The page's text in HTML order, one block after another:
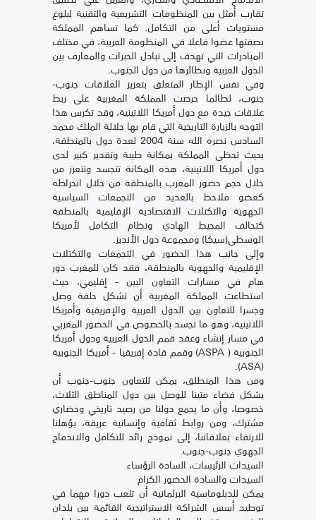
تقارب أمثل بين المنظومات التشريعية والتقنية لبلوغ
مستويات أعلى من التكامل. كما تساهم المملكة
بصفتها عضوا فاعلا في المنظومة العربية، في مختلف
المبادرات التي تهدف إلى تبادل الخبرات والمعارف بين
الدول العربية ونظائرها من دول الجنوب.
وفي نفس الإطار المتعلق بتعزيز العلاقات جنوب-
جنوب، لطالما حرصت المملكة المغربية على ربط
علاقات جيدة مع دول أمريكا اللاتينية، وقد تكرس هذا
التوجه بالزيارة التاريخية التي قام بها جلالة الملك محمد
السادس نصره الله سنة 2004 لعدة دول بالمنطقة،
بحيث تحظى المملكة بمكانة طيبة وتقدير كبير لدى
دول أمريكا اللاتينية، هذه المكانة تتجسد وتتعزز من
خلال حجم حضور المغرب بالمنطقة من خلال انخراطه
كعضو ملاحظ بالعديد من التجمعات السياسية
الجهوية والتكتلات الاقتصادية الإقليمية بالمنطقة
كتحالف المحيط الهادي ونظام التكامل لأمريكا
الوسطى(سيكا) ومجموعة دول الأنديز.
وإلى جانب هذا الحضور في التجمعات والتكتلات
الإقليمية والجهوية بالمنطقة، فقد كان للمغرب دور
هام في مسارات التعاون البين - إقليمي، حيث
استطاعت المملكة المغربية أن تشكل حلقة وصل
وجسرا للتعاون بين الدول العربية والإفريقية وأمريكا
اللاتينية، وهو ما تجسد بالخصوص في الحضور المغربي
في مسار إنشاء وعقد قمم الدول العربية ودول أمريكا
الجنوبية ( ASPA) وقمم قادة إفريقيا - أمريكا الجنوبية
(ASA).
ومن هذا المنطلق، يمكن للتعاون جنوب-جنوب أن
يشكل فضاء متينا للوصل بين دول المناطق الثلاث،
خصوصا، وأن ما يجمع دولنا من رصيد تاريخي وحضاري
مشترك، ومن روابط ثقافية وإنسانية عريقة، يؤهلنا
للارتقاء بعلاقاتنا، إلى نموذج رائد للتكامل والاندماج
الجهوي جنوب-جنوب.
السيدات الرئيسات، السادة الرؤساء
السيدات والسادة الحضور الكرام
يمكن للدبلوماسية البرلمانية أن تلعب دورا مهما في
توطيد أسس الشراكة الاستراتيجية القائمة بين بلدان